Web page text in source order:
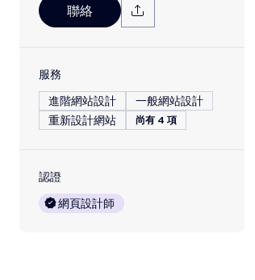
聯絡
服務
進階網站設計
一般網站設計
重新設計網站
尚有 4 項
認證
網頁設計師